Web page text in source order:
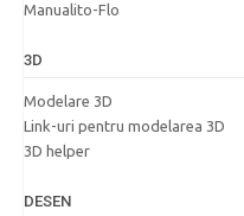
Manualito-Flo
3D
Modelare 3D
Link-uri pentru modelarea 3D
3D helper
DESEN